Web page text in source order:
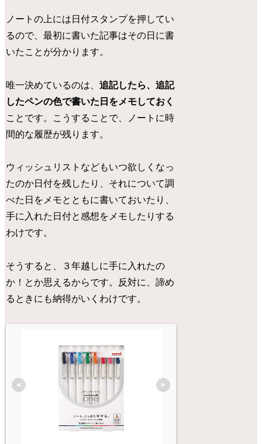
ノートの上には日付スタンプを押してい
るので、最初に書いた記事はその日に書
いたことが分かります。
唯一決めているのは、追記したら、追記
したペンの色で書いた日をメモしておく
ことです。こうすることで、ノートに時
間的な履歴が残ります。
ウィッシュリストなどもいつ欲しくなっ
たのか日付を残したり、それについて調
べた日をメモとともに書いておいたり、
手に入れた日付と感想をメモしたりする
わけです。
そうすると、３年越しに手に入れたの
か！とか思えるからです。反対に、諦め
るときにも納得がいくわけです。